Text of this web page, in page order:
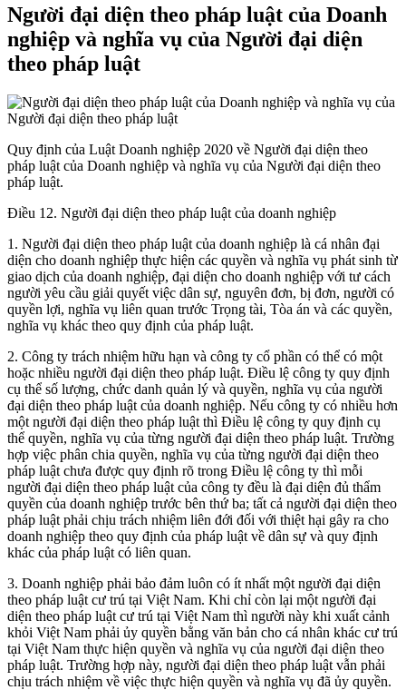
Người đại diện theo pháp luật của Doanh
nghiệp và nghĩa vụ của Người đại diện
theo pháp luật
Quy định của Luật Doanh nghiệp 2020 về Người đại diện theo
pháp luật của Doanh nghiệp và nghĩa vụ của Người đại diện theo
pháp luật.
Điều 12. Người đại diện theo pháp luật của doanh nghiệp
1. Người đại diện theo pháp luật của doanh nghiệp là cá nhân đại
diện cho doanh nghiệp thực hiện các quyền và nghĩa vụ phát sinh từ
giao dịch của doanh nghiệp, đại diện cho doanh nghiệp với tư cách
người yêu cầu giải quyết việc dân sự, nguyên đơn, bị đơn, người có
quyền lợi, nghĩa vụ liên quan trước Trọng tài, Tòa án và các quyền,
nghĩa vụ khác theo quy định của pháp luật.
2. Công ty trách nhiệm hữu hạn và công ty cổ phần có thể có một
hoặc nhiều người đại diện theo pháp luật. Điều lệ công ty quy định
cụ thể số lượng, chức danh quản lý và quyền, nghĩa vụ của người
đại diện theo pháp luật của doanh nghiệp. Nếu công ty có nhiều hơn
một người đại diện theo pháp luật thì Điều lệ công ty quy định cụ
thể quyền, nghĩa vụ của từng người đại diện theo pháp luật. Trường
hợp việc phân chia quyền, nghĩa vụ của từng người đại diện theo
pháp luật chưa được quy định rõ trong Điều lệ công ty thì mỗi
người đại diện theo pháp luật của công ty đều là đại diện đủ thẩm
quyền của doanh nghiệp trước bên thứ ba; tất cả người đại diện theo
pháp luật phải chịu trách nhiệm liên đới đối với thiệt hại gây ra cho
doanh nghiệp theo quy định của pháp luật về dân sự và quy định
khác của pháp luật có liên quan.
3. Doanh nghiệp phải bảo đảm luôn có ít nhất một người đại diện
theo pháp luật cư trú tại Việt Nam. Khi chỉ còn lại một người đại
diện theo pháp luật cư trú tại Việt Nam thì người này khi xuất cảnh
khỏi Việt Nam phải ủy quyền bằng văn bản cho cá nhân khác cư trú
tại Việt Nam thực hiện quyền và nghĩa vụ của người đại diện theo
pháp luật. Trường hợp này, người đại diện theo pháp luật vẫn phải
chịu trách nhiệm về việc thực hiện quyền và nghĩa vụ đã ủy quyền.